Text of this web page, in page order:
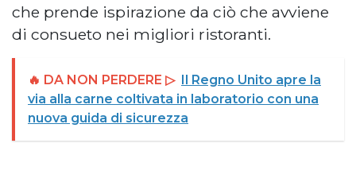
che prende ispirazione da ciò che avviene
di consueto nei migliori ristoranti.
🔥 DA NON PERDERE ▷ Il Regno Unito apre la
via alla carne coltivata in laboratorio con una
nuova guida di sicurezza